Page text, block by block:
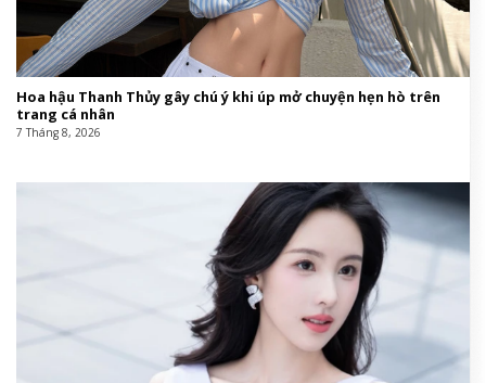
Hoa hậu Thanh Thủy gây chú ý khi úp mở chuyện hẹn hò trên
trang cá nhân
7 Tháng 8, 2026